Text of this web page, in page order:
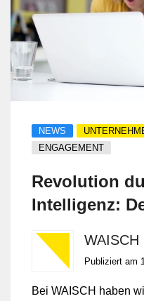
NEWS
ENGAGEMENT
Revolution
Intelligenz:
WAISCH
Publiziert am
Bei WAISCH haben